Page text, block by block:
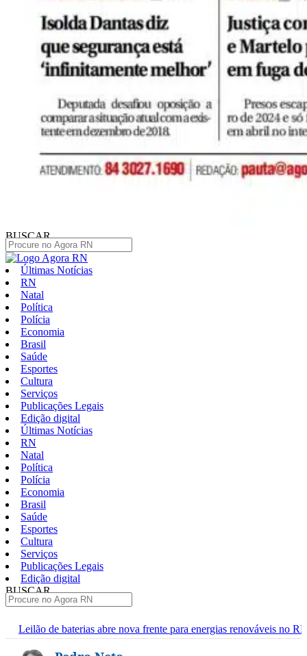
BUSCAR
Últimas Notícias
RN
Natal
Política
Polícia
Economia
Brasil
Saúde
Esportes
Cultura
Serviços
Publicações Legais
Edição digital
Últimas Notícias
RN
Natal
Política
Polícia
Economia
Brasil
Saúde
Esportes
Cultura
Serviços
Publicações Legais
Edição digital
BUSCAR
abre nova frente para energias renováveis no RN
Cosern